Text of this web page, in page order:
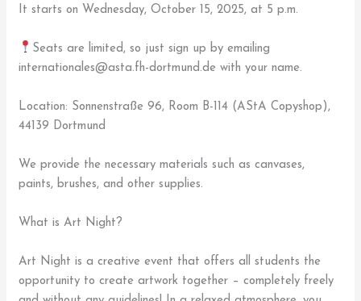
It starts on Wednesday, October 15, 2025, at 5 p.m.
Seats are limited, so just sign up by emailing
internationales@asta.fh-dortmund.de with your name.
Location: Sonnenstraße 96, Room B-114 (AStA Copyshop),
44139 Dortmund
We provide the necessary materials such as canvases,
paints, brushes, and other supplies.
What is Art Night?
Art Night is a creative event that offers all students the
opportunity to create artwork together – completely freely